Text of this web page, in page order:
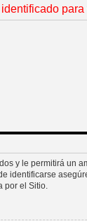
para
y le permitirá un
identificarse
por el Sitio.